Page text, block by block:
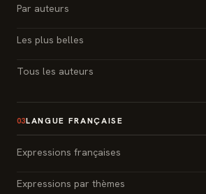
Par auteurs
Les plus belles
Tous les auteurs
03LANGUE FRANÇAISE
Expressions françaises
Expressions par thèmes